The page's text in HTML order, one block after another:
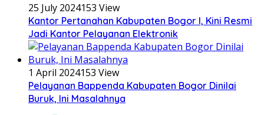
25 July 2024153 View
Kantor Pertanahan Kabupaten Bogor I, Kini Resmi
Jadi Kantor Pelayanan Elektronik
1 April 2024153 View
Pelayanan Bappenda Kabupaten Bogor Dinilai
Buruk, Ini Masalahnya